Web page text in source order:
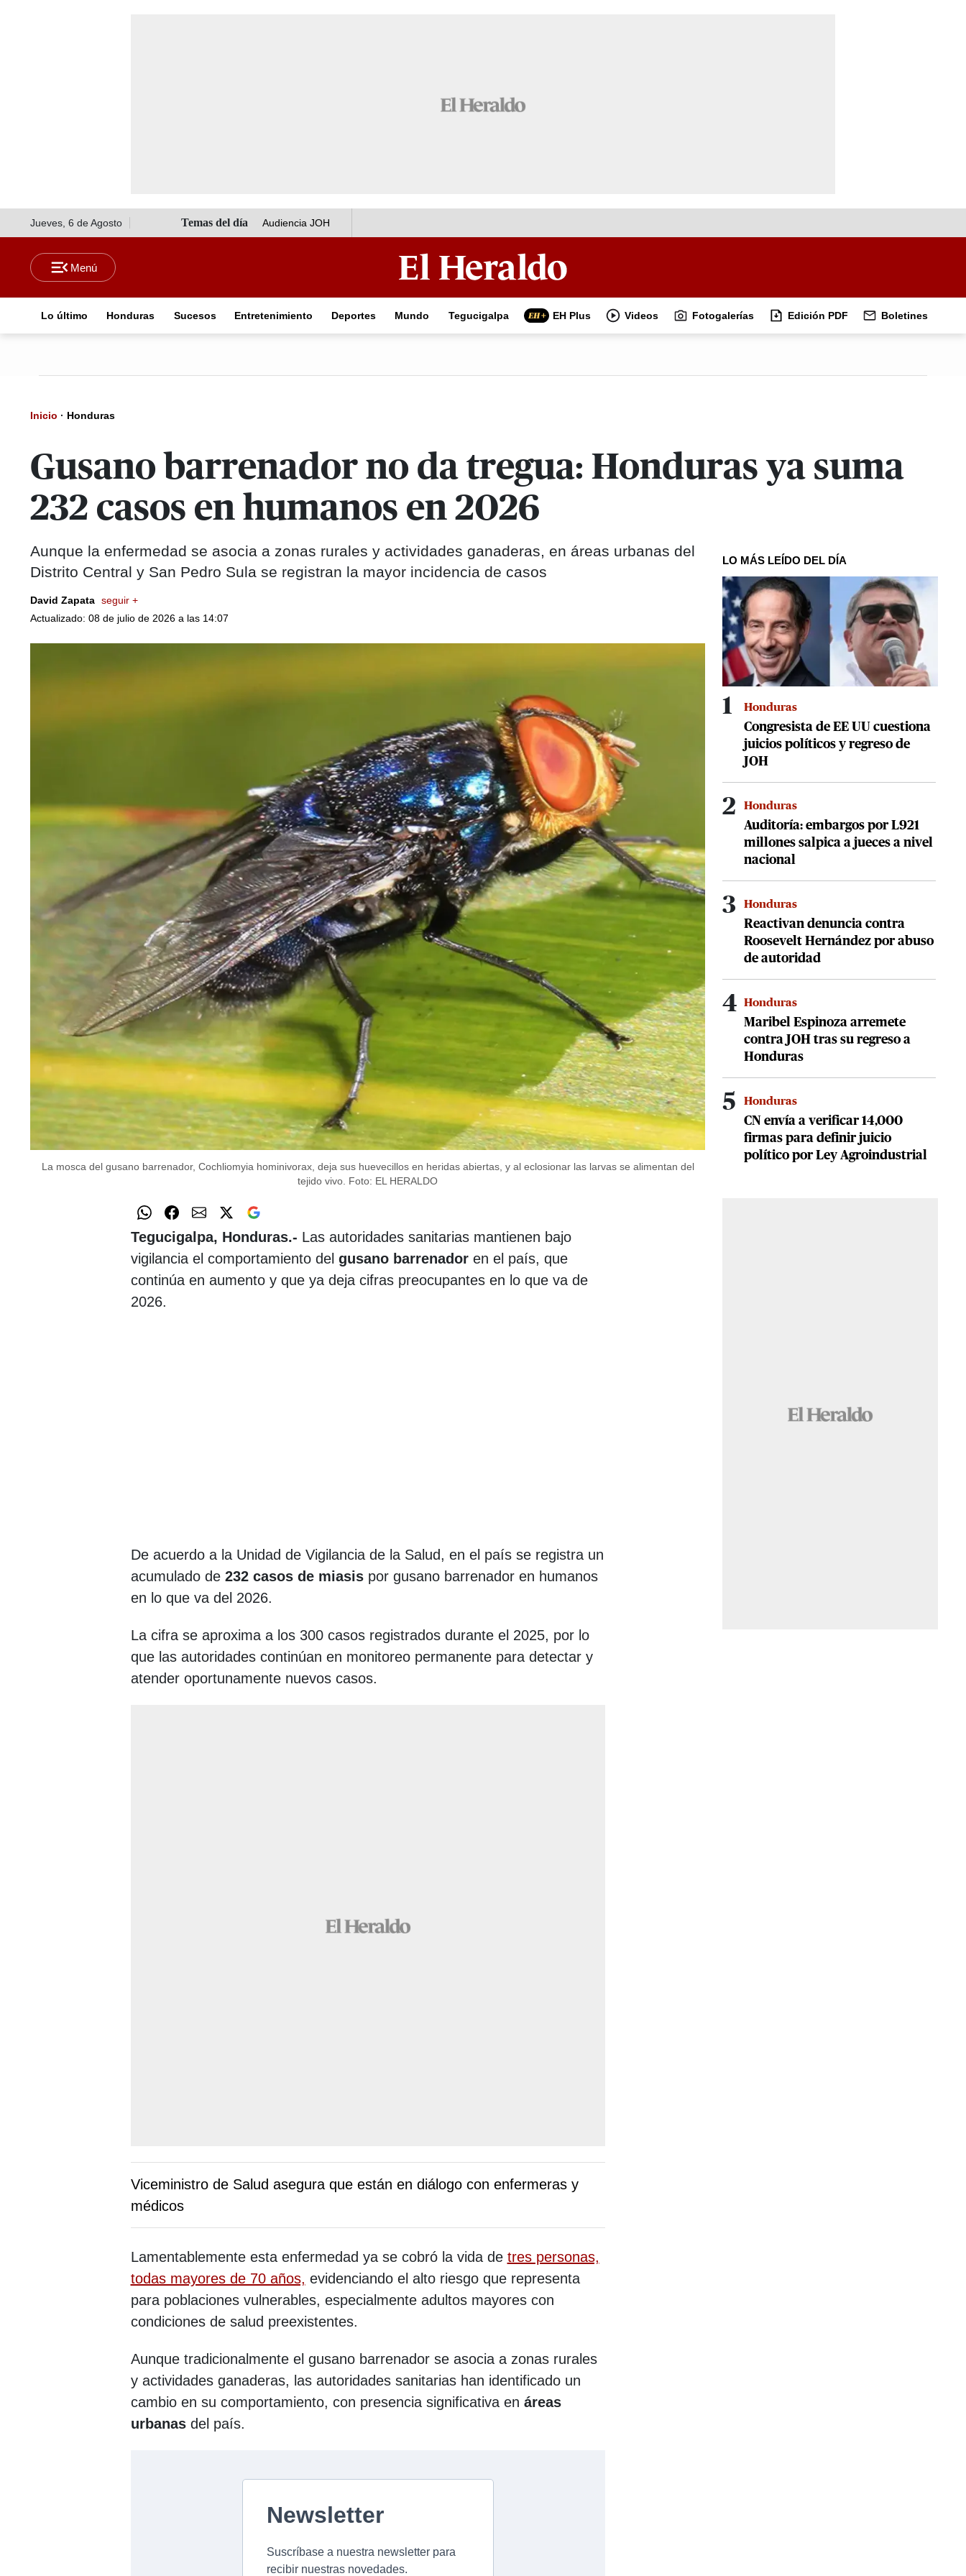
Jueves, 6 de Agosto Audiencia JOH
Lo último Honduras Sucesos Entretenimiento Deportes Mundo Tegucigalpa EH Plus Videos Fotogalerías Edición PDF Boletines
Inicio · Honduras
Gusano barrenador no da tregua: Honduras ya suma
232 casos en humanos en 2026
Aunque la enfermedad se asocia a zonas rurales y actividades ganaderas, en áreas urbanas del
Distrito Central y San Pedro Sula se registran la mayor incidencia de casos
David Zapata seguir +
Actualizado: 08 de julio de 2026 a las 14:07
La mosca del gusano barrenador, Cochliomyia hominivorax, deja sus huevecillos en heridas abiertas, y al eclosionar las larvas se alimentan del
tejido vivo. Foto: EL HERALDO
Tegucigalpa, Honduras.- Las autoridades sanitarias mantienen bajo
vigilancia el comportamiento del gusano barrenador en el país, que
continúa en aumento y que ya deja cifras preocupantes en lo que va de
2026.
De acuerdo a la Unidad de Vigilancia de la Salud, en el país se registra un
acumulado de 232 casos de miasis por gusano barrenador en humanos
en lo que va del 2026.
La cifra se aproxima a los 300 casos registrados durante el 2025, por lo
que las autoridades continúan en monitoreo permanente para detectar y
atender oportunamente nuevos casos.
Viceministro de Salud asegura que están en diálogo con enfermeras y
médicos
Lamentablemente esta enfermedad ya se cobró la vida de tres personas,
todas mayores de 70 años, evidenciando el alto riesgo que representa
para poblaciones vulnerables, especialmente adultos mayores con
condiciones de salud preexistentes.
Aunque tradicionalmente el gusano barrenador se asocia a zonas rurales
y actividades ganaderas, las autoridades sanitarias han identificado un
cambio en su comportamiento, con presencia significativa en áreas
urbanas del país.
LO MÁS LEÍDO DEL DÍA
1 Honduras
Congresista de EE UU cuestiona
juicios políticos y regreso de
JOH
2 Honduras
Auditoría: embargos por L921
millones salpica a jueces a nivel
nacional
3 Honduras
Reactivan denuncia contra
Roosevelt Hernández por abuso
de autoridad
4 Honduras
Maribel Espinoza arremete
contra JOH tras su regreso a
Honduras
5 Honduras
CN envía a verificar 14,000
firmas para definir juicio
político por Ley Agroindustrial